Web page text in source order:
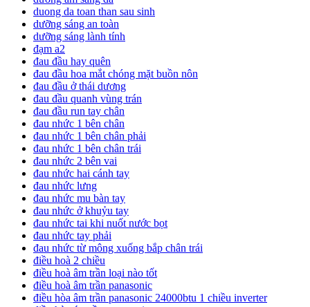
duong da toan than sau sinh
dưỡng sáng an toàn
dưỡng sáng lành tính
đạm a2
đau đầu hay quên
đau đầu hoa mắt chóng mặt buồn nôn
đau đầu ở thái dương
đau đầu quanh vùng trán
đau đầu run tay chân
đau nhức 1 bên chân
đau nhức 1 bên chân phải
đau nhức 1 bên chân trái
đau nhức 2 bên vai
đau nhức hai cánh tay
đau nhức lưng
đau nhức mu bàn tay
đau nhức ở khuỷu tay
đau nhức tai khi nuốt nước bọt
đau nhức tay phải
đau nhức từ mông xuống bắp chân trái
điều hoà 2 chiều
điều hoà âm trần loại nào tốt
điều hoà âm trần panasonic
điều hòa âm trần panasonic 24000btu 1 chiều inverter